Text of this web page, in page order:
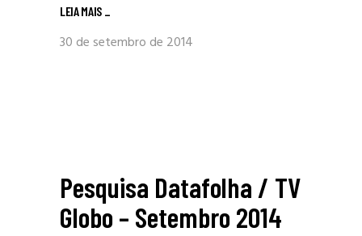
LEIA MAIS _
30 de setembro de 2014
Pesquisa Datafolha / TV
Globo – Setembro 2014